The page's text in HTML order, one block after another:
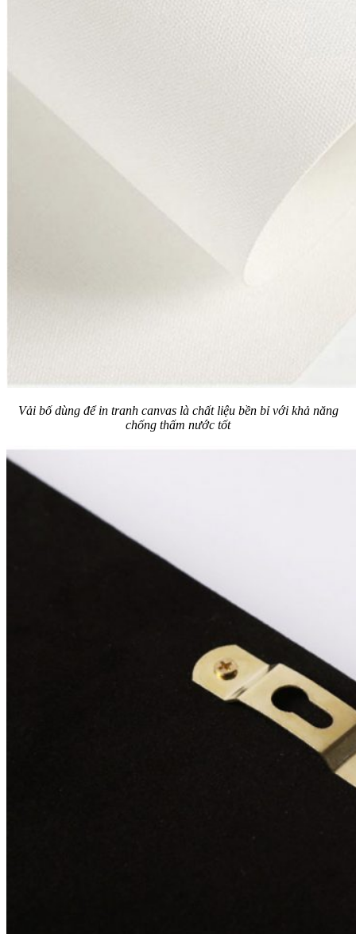
Vải bố dùng để in tranh canvas là chất liệu bền bỉ với khả năng
chống thấm nước tốt